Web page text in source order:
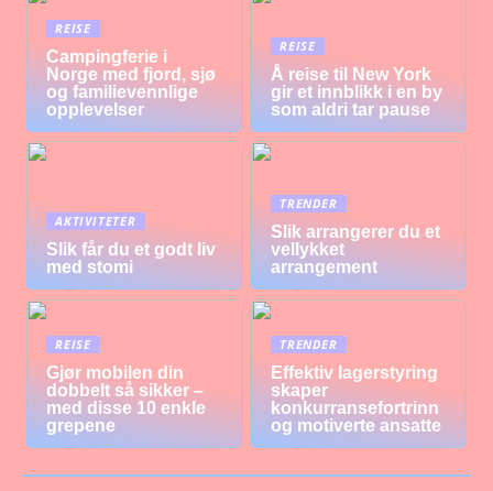
REISE
Campingferie i
Norge med fjord, sjø
og familievennlige
opplevelser
REISE
Å reise til New York
gir et innblikk i en by
som aldri tar pause
AKTIVITETER
Slik får du et godt liv
med stomi
TRENDER
Slik arrangerer du et
vellykket
arrangement
REISE
Gjør mobilen din
dobbelt så sikker –
med disse 10 enkle
grepene
TRENDER
Effektiv lagerstyring
skaper
konkurransefortrinn
og motiverte ansatte